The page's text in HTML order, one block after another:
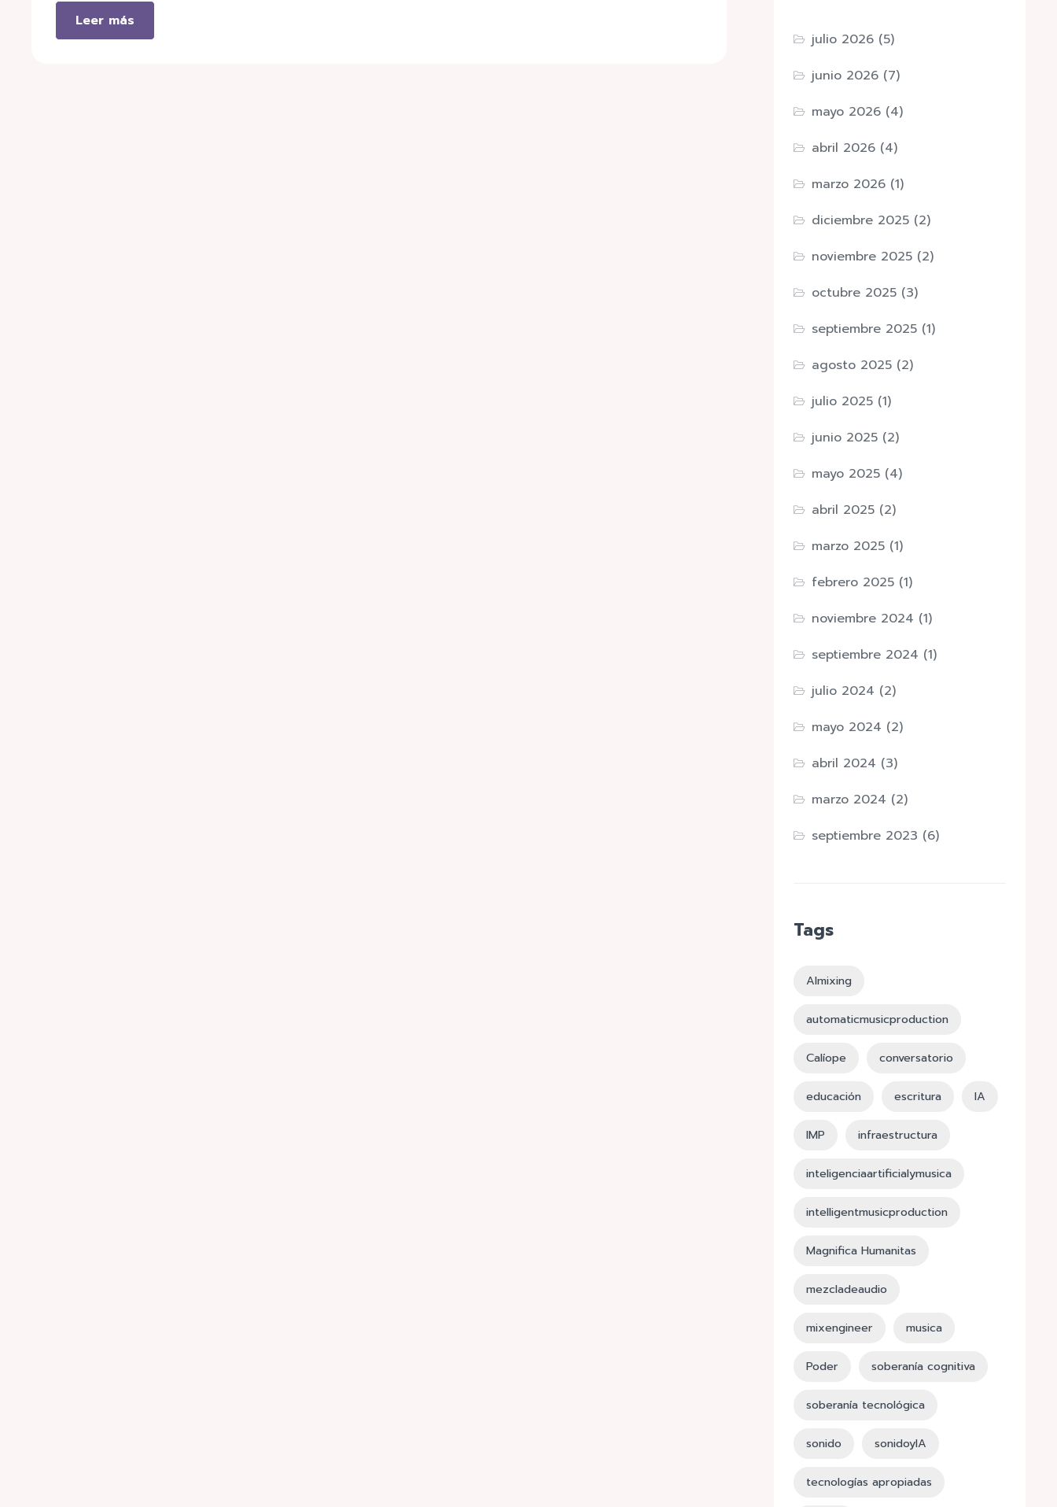
Leer más
julio 2026 (5)
junio 2026 (7)
mayo 2026 (4)
abril 2026 (4)
marzo 2026 (1)
diciembre 2025 (2)
noviembre 2025 (2)
octubre 2025 (3)
septiembre 2025 (1)
agosto 2025 (2)
julio 2025 (1)
junio 2025 (2)
mayo 2025 (4)
abril 2025 (2)
marzo 2025 (1)
febrero 2025 (1)
noviembre 2024 (1)
septiembre 2024 (1)
julio 2024 (2)
mayo 2024 (2)
abril 2024 (3)
marzo 2024 (2)
septiembre 2023 (6)
Tags
AImixing
automaticmusicproduction
Calíope conversatorio
educación escritura IA
IMP infraestructura
inteligenciaartificialymusica
intelligentmusicproduction
Magnifica Humanitas
mezcladeaudio
mixengineer musica
Poder soberanía cognitiva
soberanía tecnológica
sonido sonidoyIA
tecnologías apropiadas